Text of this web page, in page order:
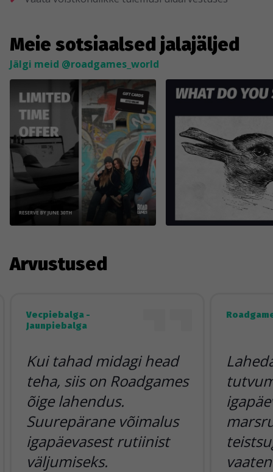
Meie sotsiaalsed jalajäljed
Jälgi meid @roadgames_world
Arvustused
Vecpiebalga -
Jaunpiebalga
Kui tahad midagi head
teha, siis on Roadgames
õige lahendus.
Suurepärane võimalus
igapäevasest rutiinist
väljumiseks.